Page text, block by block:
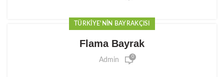
TÜRKIYE'NIN BAYRAKÇISI
Flama Bayrak
Admin 0